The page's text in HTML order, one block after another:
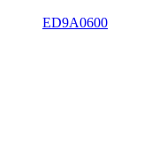
ED9A0600